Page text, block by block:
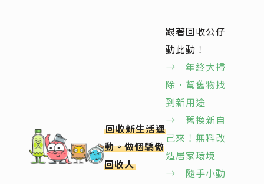
回收新生活運
動。做個驕傲
回收人
跟著回收公仔
動此動！
→ 年終大掃
除，幫舊物找
到新用途
→ 舊換新自
己來！無料改
造居家環境
→ 隨手小動